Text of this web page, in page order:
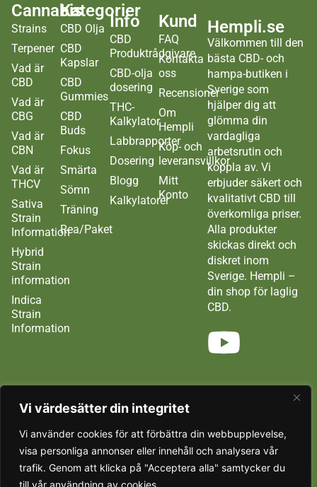
Vi värdesätter din integritet
Vi använder cookies för att förbättra din webbupplevelse,
visa personliga annonser eller innehåll och analysera vår
trafik. Genom att klicka på "Acceptera alla" samtycker du
till vår användning av cookies.
Cannabis
Strains
Terpener
Vad är
CBD
Vad är
CBG
Vad är
CBN
Vad är
THCV
Sativa
Strain
Information
Hybrid
Strain
information
Indica
Strain
Information
Kategorier
CBD Olja
CBD
Kapslar
CBD
Gummies
CBD
Buds
Fokus
Smärta
Sömn
Träning
Rea/Paket
Info
CBD
Produktrådgivare
CBD-olja
dosering
THC-
Kalkylator
Labbrapporter
Dosering
Blogg
Kalkylatorer
Kund
FAQ
Kontakta
oss
Recensioner
Om
Hempli
Köp- och
leveransvillkor
Mitt
Konto
Hempli.se
Välkommen till den
bästa CBD- och
hampa-butiken i
Sverige som
hjälper dig att
glömma din
vardagliga
arbetsrutin och
koppla av. Vi
erbjuder säkert och
kvalitativt CBD till
överkomliga priser.
Alla produkter
skickas direkt och
diskret inom
Sverige. Hempli –
din shop för laglig
CBD.
Alla våra produkter är tillverkade av EU-certifierad industrihampa och uppfyller
europeiska lagkrav för laglig försäljning. Alla produkter är THC-fria, råa blommor
innehåller under 0.2% THC. De är inte avsedda som mat, kosttillskott eller medicin.
Produkterna är enbart avsedda som souvenirer och aromatisk användning och inte för
konsumtion. De säljs i befintligt skick. Den här webbplatsen är endast för personer